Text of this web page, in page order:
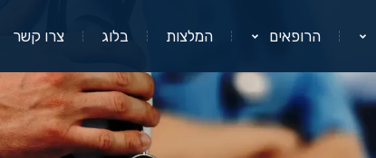
הרופאים המלצות בלוג צרו קשר